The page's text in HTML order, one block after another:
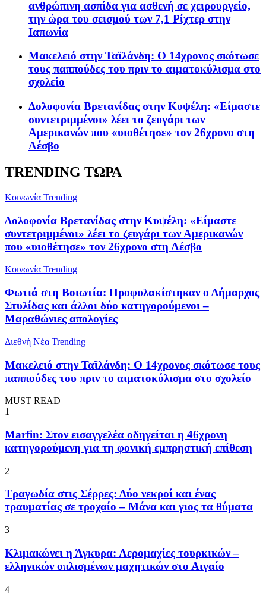
ανθρώπινη ασπίδα για ασθενή σε χειρουργείο,
την ώρα του σεισμού των 7,1 Ρίχτερ στην
Ιαπωνία
Μακελειό στην Ταϊλάνδη: Ο 14χρονος σκότωσε
τους παππούδες του πριν το αιματοκύλισμα στο
σχολείο
Δολοφονία Βρετανίδας στην Κυψέλη: «Είμαστε
συντετριμμένοι» λέει το ζευγάρι των
Αμερικανών που «υιοθέτησε» τον 26χρονο στη
Λέσβο
TRENDING ΤΩΡΑ
Κοινωνία Trending
Δολοφονία Βρετανίδας στην Κυψέλη: «Είμαστε
συντετριμμένοι» λέει το ζευγάρι των Αμερικανών
που «υιοθέτησε» τον 26χρονο στη Λέσβο
Κοινωνία Trending
Φωτιά στη Βοιωτία: Προφυλακίστηκαν ο Δήμαρχος
Στυλίδας και άλλοι δύο κατηγορούμενοι –
Μαραθώνιες απολογίες
Διεθνή Νέα Trending
Μακελειό στην Ταϊλάνδη: Ο 14χρονος σκότωσε τους
παππούδες του πριν το αιματοκύλισμα στο σχολείο
MUST READ
1
Marfin: Στον εισαγγελέα οδηγείται η 46χρονη
κατηγορούμενη για τη φονική εμπρηστική επίθεση
2
Τραγωδία στις Σέρρες: Δύο νεκροί και ένας
τραυματίας σε τροχαίο – Μάνα και γιος τα θύματα
3
Κλιμακώνει η Άγκυρα: Αερομαχίες τουρκικών –
ελληνικών οπλισμένων μαχητικών στο Αιγαίο
4